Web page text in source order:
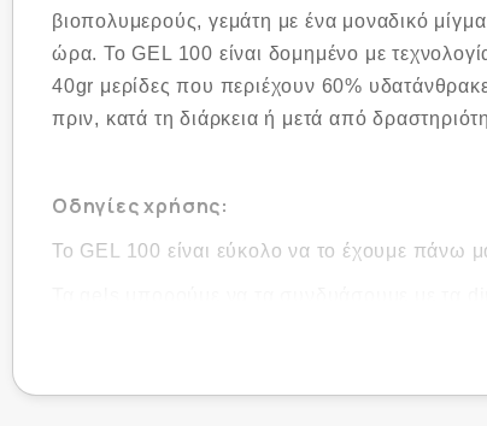
βιοπολυμερούς, γεμάτη με ένα μοναδικό
ώρα. Το GEL 100 είναι δομημένο με
40gr μερίδες που περιέχουν 60%
πριν, κατά τη διάρκεια ή μετά από
Οδηγίες χρήσης:
To GEL 100 είναι εύκολο να το έχουμε πάνω